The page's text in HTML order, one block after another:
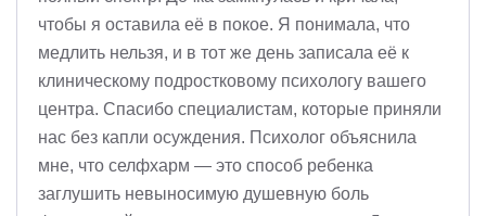
чтобы я оставила её в покое. Я понимала, что
медлить нельзя, и в тот же день записала её к
клиническому подростковому психологу вашего
центра. Спасибо специалистам, которые приняли
нас без капли осуждения. Психолог объяснила
мне, что селфхарм — это способ ребенка
заглушить невыносимую душевную боль